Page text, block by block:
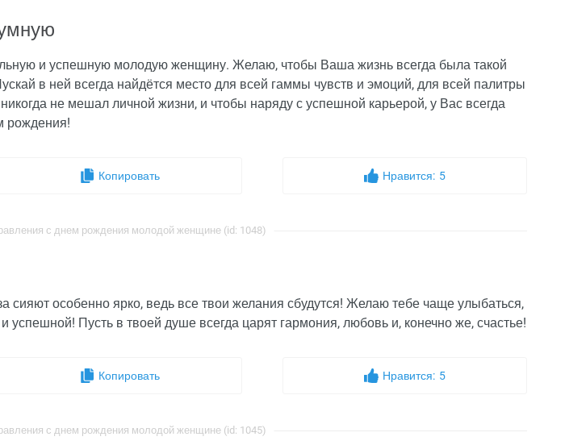
и успешную молодую женщину. Желаю, чтобы Ваша жизнь всегда была такой
в ней всегда найдётся место для всей гаммы чувств и эмоций, для всей палитры
не мешал личной жизни, и чтобы наряду с успешной карьерой, у Вас всегда
рождения!
Копировать Нравится: 5
с днем рождения молодой женщине (id: 1048)
сияют особенно ярко, ведь все твои желания сбудутся! Желаю тебе чаще улыбаться,
успешной! Пусть в твоей душе всегда царят гармония, любовь и, конечно же, счастье!
Копировать Нравится: 5
с днем рождения молодой женщине (id: 1045)